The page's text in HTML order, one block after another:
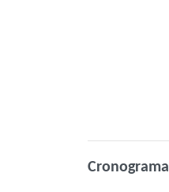
Cronograma